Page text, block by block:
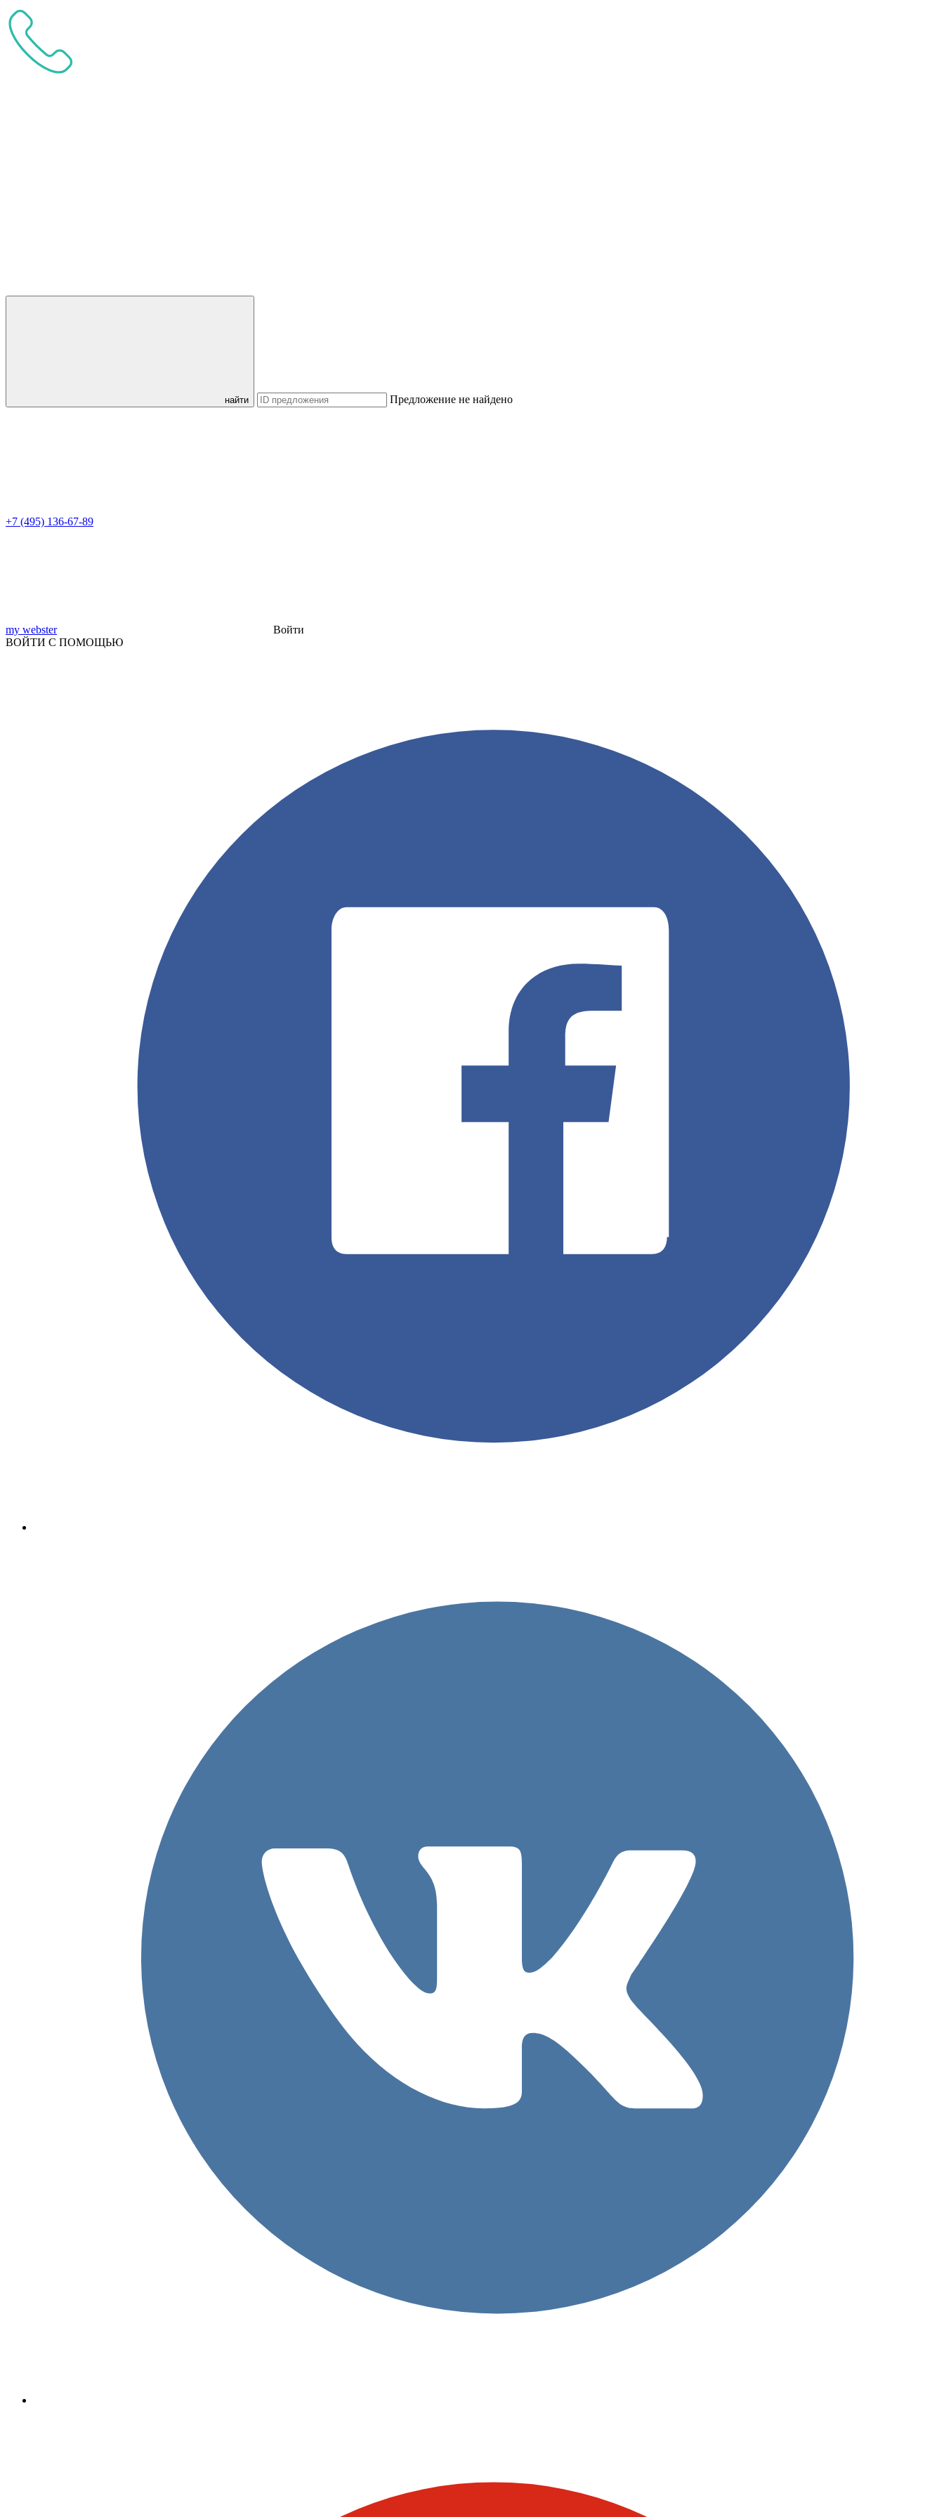
найти Предложение не найдено
+7 (495) 136-67-89
my webster
Войти
ВОЙТИ С ПОМОЩЬЮ